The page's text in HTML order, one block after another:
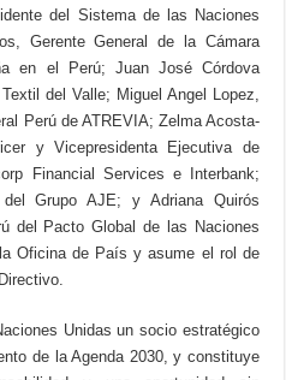
del Sistema de las Naciones
Gerente General de la Cámara
en el Perú; Juan José Córdova
del Valle; Miguel Angel Lopez,
Perú de ATREVIA; Zelma Acosta-
y Vicepresidenta Ejecutiva de
Financial Services e Interbank;
Grupo AJE; y Adriana Quirós
del Pacto Global de las Naciones
Oficina de País y asume el rol de
Unidas un socio estratégico
de la Agenda 2030, y constituye